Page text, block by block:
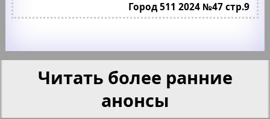
Город 511 2024 №47 стр.9
Читать более ранние
анонсы